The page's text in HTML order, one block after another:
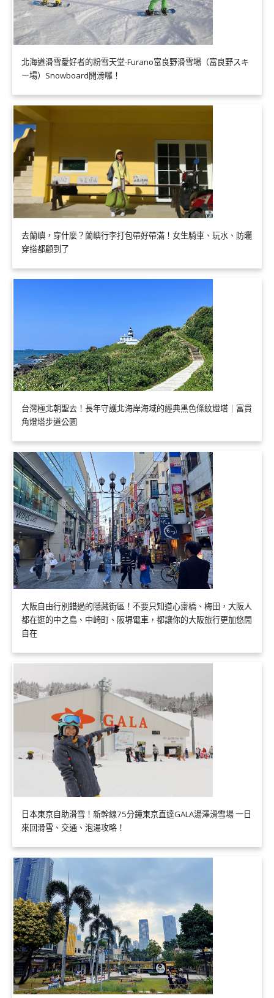
北海道滑雪愛好者的粉雪天堂-Furano富良野滑雪場（富良野スキ
ー場）Snowboard開滑囉！
去蘭嶼，穿什麼？蘭嶼行李打包帶好帶滿！女生騎車、玩水、防曬
穿搭都顧到了
台灣極北朝聖去！長年守護北海岸海域的經典黑色條紋燈塔｜富貴
角燈塔步道公園
大阪自由行別錯過的隱藏街區！不要只知道心齋橋、梅田，大阪人
都在逛的中之島、中崎町、阪堺電車，都讓你的大阪旅行更加悠閒
自在
日本東京自助滑雪！新幹線75分鐘東京直達GALA湯澤滑雪場 一日
來回滑雪、交通、泡湯攻略！